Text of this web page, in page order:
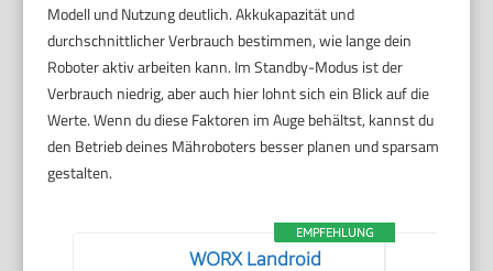
Modell und Nutzung deutlich. Akkukapazität und
durchschnittlicher Verbrauch bestimmen, wie lange dein
Roboter aktiv arbeiten kann. Im Standby-Modus ist der
Verbrauch niedrig, aber auch hier lohnt sich ein Blick auf die
Werte. Wenn du diese Faktoren im Auge behältst, kannst du
den Betrieb deines Mähroboters besser planen und sparsam
gestalten.
EMPFEHLUNG
WORX Landroid